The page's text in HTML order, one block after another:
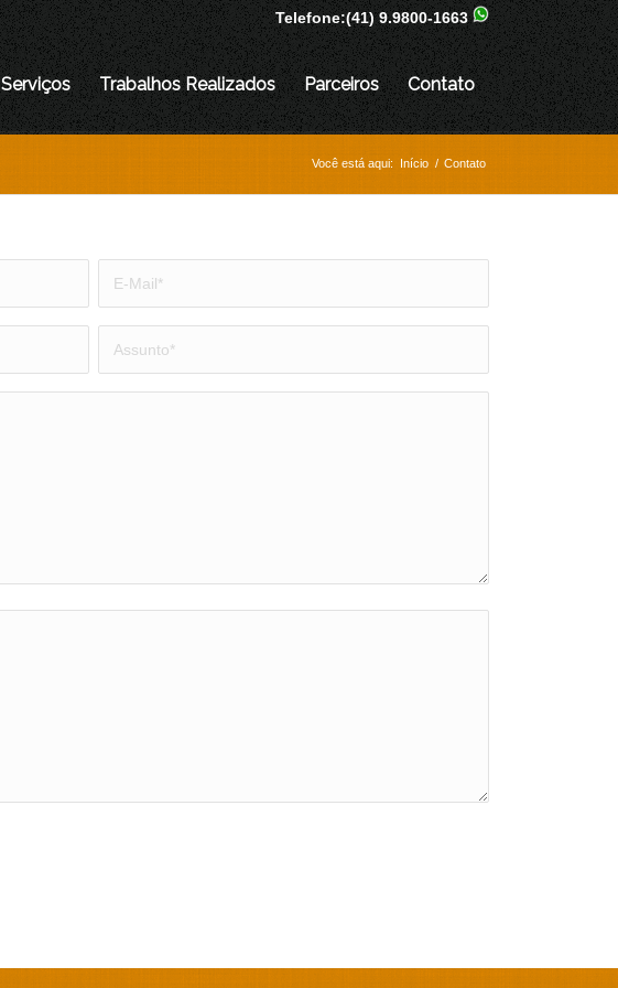
Telefone:(41) 9.9800-1663
Serviços Trabalhos Realizados Parceiros Contato
Você está aqui: Início / Contato